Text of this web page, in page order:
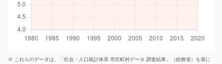
※ これらのデータは、「社会・人口統計体系 市区町村データ 調査結果」（総務省）を基に